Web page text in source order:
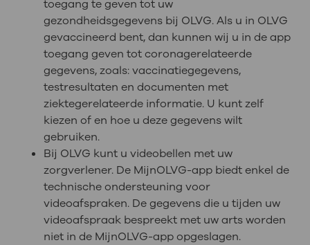
toegang te geven tot uw
gezondheidsgegevens bij OLVG. Als u in OLVG
gevaccineerd bent, dan kunnen wij u in de app
toegang geven tot coronagerelateerde
gegevens, zoals: vaccinatiegegevens,
testresultaten en documenten met
ziektegerelateerde informatie. U kunt zelf
kiezen of en hoe u deze gegevens wilt
gebruiken.
Bij OLVG kunt u videobellen met uw
zorgverlener. De MijnOLVG-app biedt enkel de
technische ondersteuning voor
videoafspraken. De gegevens die u tijden uw
videoafspraak bespreekt met uw arts worden
niet in de MijnOLVG-app opgeslagen.